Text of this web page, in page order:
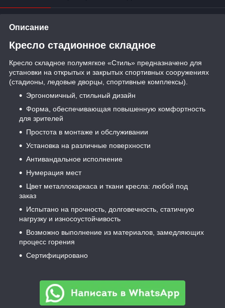
Описание
Кресло стадионное складное
Кресло складное полумягкое «Стиль» предназначено для
установки на открытых и закрытых спортивных сооружениях
(стадионы, ледовые дворцы, спортивные комплексы).
Эргономичный, стильный дизайн
Форма, обеспечивающая повышенную комфортность
для зрителей
Простота в монтаже и обслуживании
Установка на различные поверхности
Антивандальное исполнение
Нумерация мест
Цвет металлокаркаса и ткани кресла: любой под
заказ
Испытано на прочность, долговечность, статичную
нагрузку и износоустойчивость
Возможно выполнение из материалов, замедляющих
процесс горения
Сертифицировано